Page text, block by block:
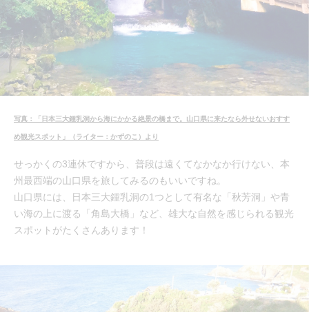
写真：「日本三大鍾乳洞から海にかかる絶景の橋まで。山口県に来たなら外せないおすす
め観光スポット」（ライター：かずのこ）より
せっかくの3連休ですから、普段は遠くてなかなか行けない、本
州最西端の山口県を旅してみるのもいいですね。
山口県には、日本三大鍾乳洞の1つとして有名な「秋芳洞」や青
い海の上に渡る「角島大橋」など、雄大な自然を感じられる観光
スポットがたくさんあります！